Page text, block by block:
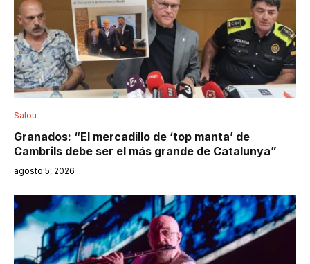
Salou
Granados: “El mercadillo de ‘top manta’ de
Cambrils debe ser el más grande de Catalunya”
agosto 5, 2026